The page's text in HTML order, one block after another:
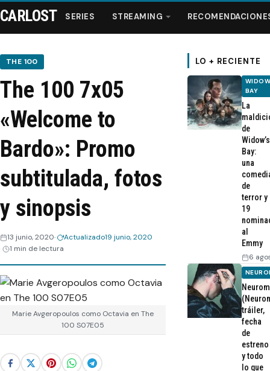
Series
Streaming
Recomendaciones
Webisodios
CARLOST SERIES STREAMING
THE 100
The 100 7x05
«Welcome to
Bardo»: Promo
subtitulada, fotos
y sinopsis
13 junio, 2020 Actualizado19 junio, 2020
1 min de lectura
Marie Avgeropoulos como Octavia en The
100 S07E05
LO + RECIENTE
BAY
La
de
Widow’s
Bay:
una
de
terror y
19
al
Emmy
6
tráiler,
fecha
de
estreno
y todo
lo que